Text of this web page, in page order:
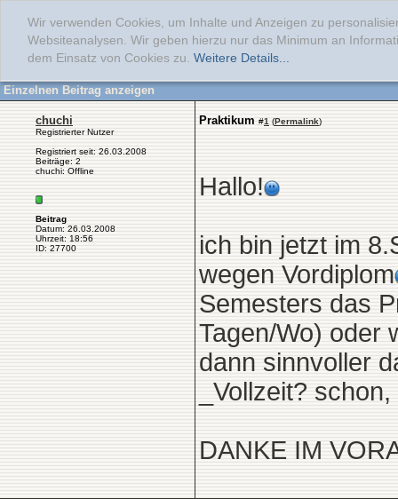
Wir verwenden Cookies, um Inhalte und Anzeigen zu
Websiteanalysen. Wir geben hierzu nur das Minimum an
dem Einsatz von Cookies zu. Weitere Details...
Einzelnen Beitrag anzeigen
chuchi
Registrierter Nutzer
Registriert seit: 26.03.2008
Beiträge: 2
chuchi: Offline
Beitrag
Datum: 26.03.2008
Uhrzeit: 18:56
ID: 27700
Praktikum #1 (Permalink)
Hallo!
ich bin jetzt im
wegen Vordiplom
Semesters das
Tagen/Wo) oder
dann sinnvoller
_Vollzeit?
DANKE IM